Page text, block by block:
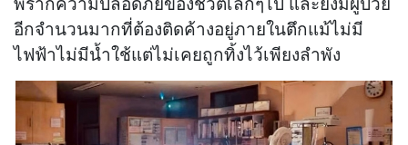
อีกจำนวนมากที่ต้องติดค้างอยู่ภายในตึกแม้ไม่มี
ไฟฟ้าไม่มีน้ำใช้แต่ไม่เคยถูกทิ้งไว้เพียงลำพัง